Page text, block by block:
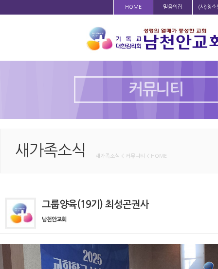
HOME 믿음의집 (사)청소
커뮤니티
새가족소식 새가족소식 < 커뮤니티 < HOME
그룹양육(19기) 최성곤권사
남천안교회